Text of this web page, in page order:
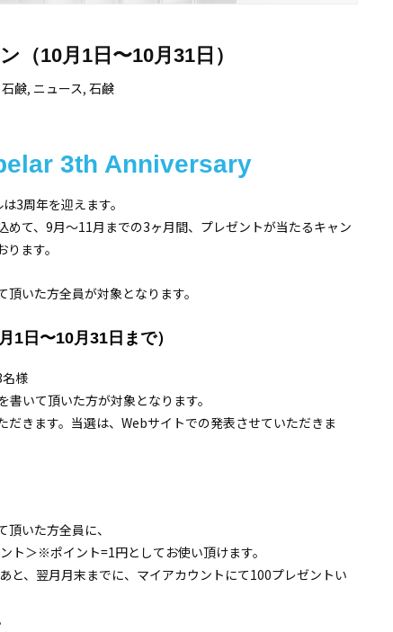
（10月1日〜10月31日）
鹸, ニュース, 石鹸
3th Anniversary
3周年を迎えます。
めて、9月〜11月までの3ヶ月間、プレゼントが当たるキャン
ます。
いた方全員が対象となります。
1日〜10月31日まで）
様
いて頂いた方が対象となります。
だきます。当選は、Webサイトでの発表させていただきま
いた方全員に、
ト＞※ポイント=1円としてお使い頂けます。
と、翌月月末までに、マイアカウントにて100プレゼントい